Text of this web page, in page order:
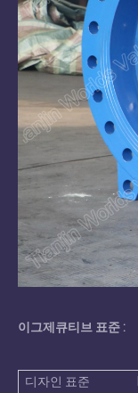
이그제큐티브 표준 :
디자인 표준